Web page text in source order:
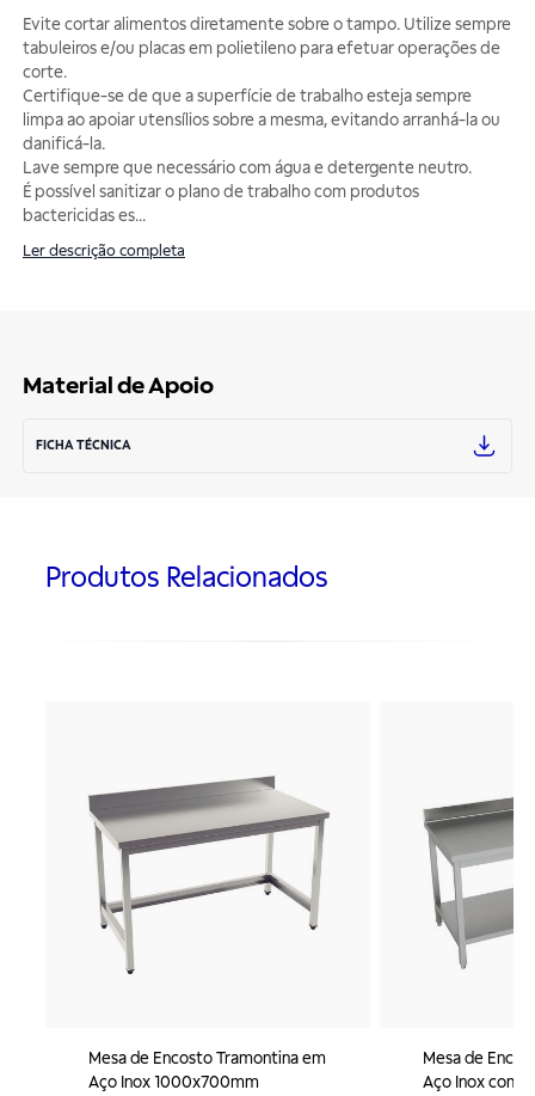
Evite cortar alimentos diretamente sobre o tampo. Utilize sempre
tabuleiros e/ou placas em polietileno para efetuar operações de
corte.
Certifique-se de que a superfície de trabalho esteja sempre
limpa ao apoiar utensílios sobre a mesma, evitando arranhá-la ou
danificá-la.
Lave sempre que necessário com água e detergente neutro.
É possível sanitizar o plano de trabalho com produtos
bactericidas es...
Ler descrição completa
Material de Apoio
FICHA TÉCNICA
Produtos Relacionados
Mesa de Encosto Tramontina em
Aço Inox 1000x700mm
Mesa de
Aço Inox com